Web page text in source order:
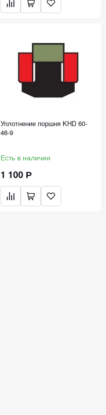
Уплотнение поршня KHD 60-
46-9
Есть в наличии
1 100 Р